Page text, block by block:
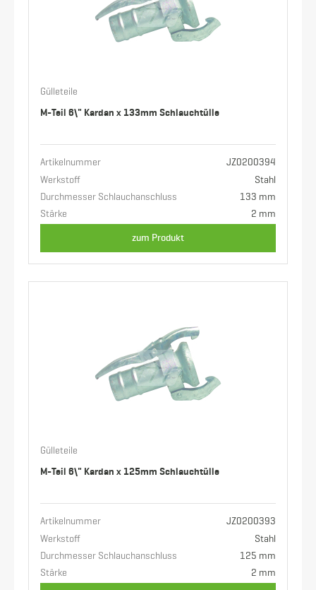
Gülleteile
M-Teil 6\" Kardan x 133mm Schlauchtülle
Artikelnummer
JZ0200394
Werkstoff
Stahl
Durchmesser Schlauchanschluss
133 mm
Stärke
2 mm
zum Produkt
Gülleteile
M-Teil 6\" Kardan x 125mm Schlauchtülle
Artikelnummer
JZ0200393
Werkstoff
Stahl
Durchmesser Schlauchanschluss
125 mm
Stärke
2 mm